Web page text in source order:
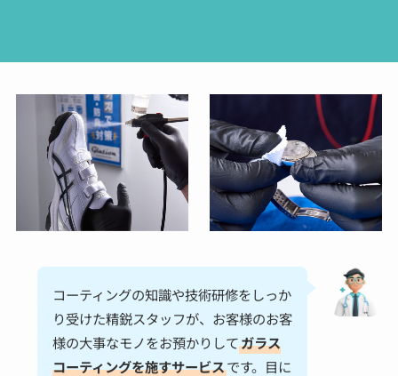
コーティングの知識や技術研修をしっか
り受けた精鋭スタッフが、お客様のお客
様の大事なモノをお預かりしてガラス
コーティングを施すサービスです。目に